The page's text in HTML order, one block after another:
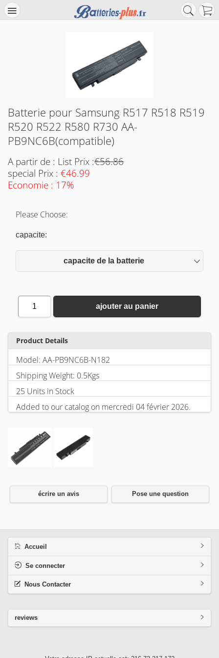
Batterie pour Samsung R517 R518 R519
R520 R522 R580 R730 AA-
PB9NC6B(compatible)
A partir de : List Prix :€56.86
special Prix : €46.99
Economie : 17%
Please Choose:
capacite:
capacite de la batterie
1 ajouter au panier
Product Details
Model: AA-PB9NC6B-N182
Shipping Weight: 0.5Kgs
25 Units in Stock
Added to our catalog on mercredi 04 février 2026.
écrire un avis Pose une question
Accueil
Se connecter
Nous Contacter
reviews